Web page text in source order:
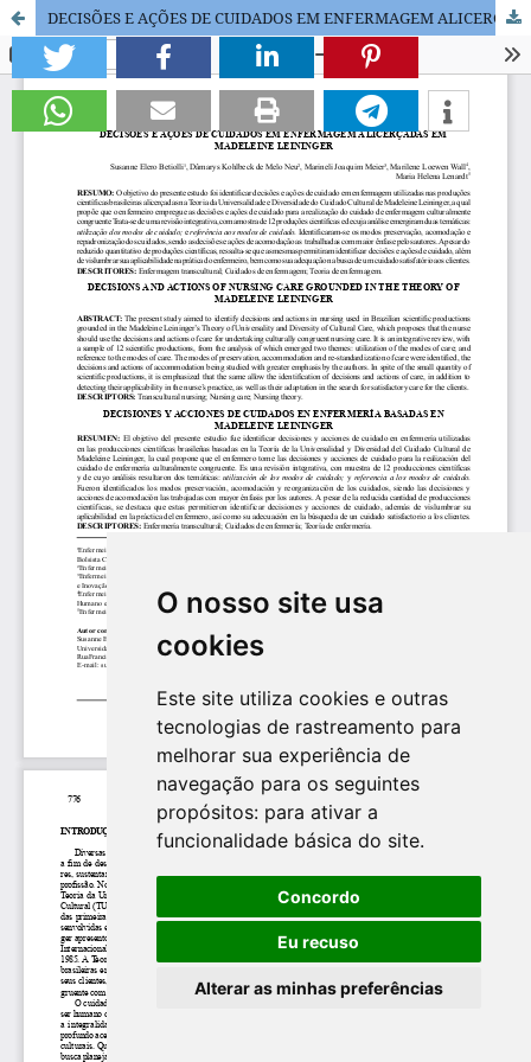
O nosso site usa
cookies
Este site utiliza cookies e outras
tecnologias de rastreamento para
melhorar sua experiência de
navegação para os seguintes
propósitos: para ativar a
funcionalidade básica do site.
Concordo
Eu recuso
Alterar as minhas preferências
DECISÕES E AÇÕES DE CUIDADOS EM ENFERMAGEM ALICERÇADAS EM MADELEINE LEININGER